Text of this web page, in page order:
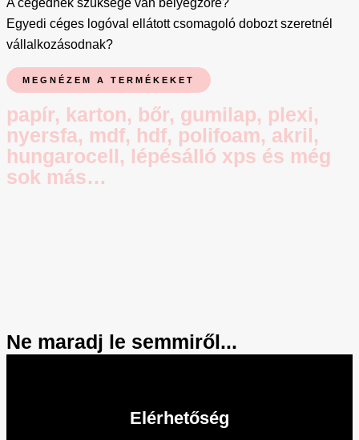
Egyedi céges logóval ellátott csomagoló dobozt szeretnél
vállalkozásodnak?
MEGNÉZEM A TERMÉKEKET
papír, karton, bőr, gumilap, plexi,
nyersfa, mdf, hdf, polifoam, akril,
hungarocell, lépésálló xps és még
sok más…
Ne maradj le semmiről...
Elérhetőség